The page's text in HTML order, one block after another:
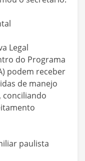
Legal
do Programa
podem receber
de manejo
conciliando
paulista